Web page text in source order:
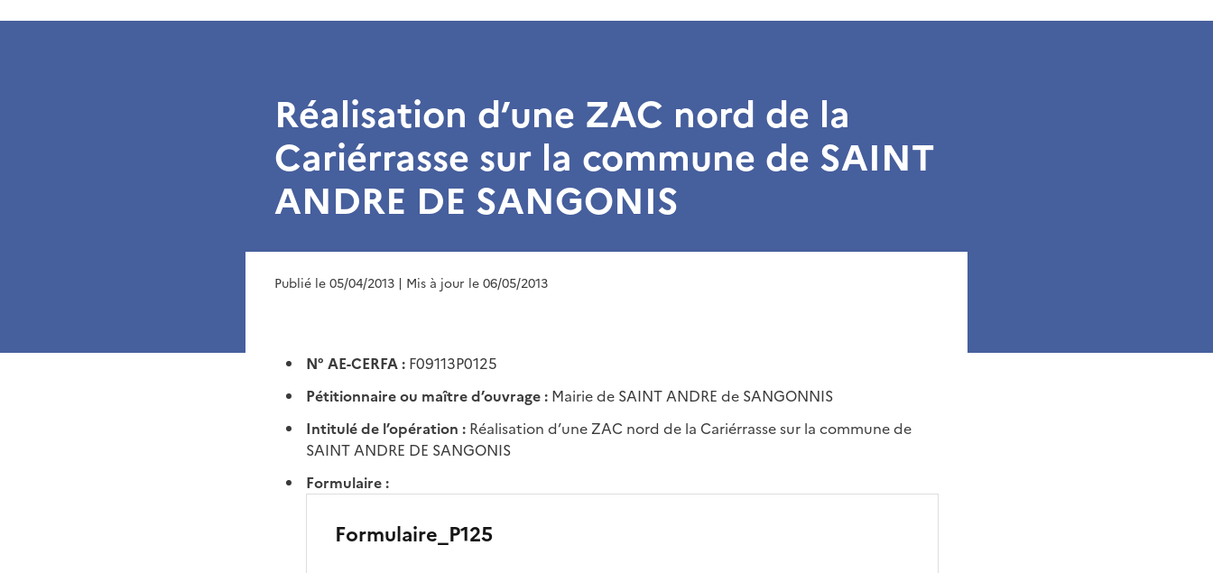
Réalisation d’une ZAC nord de la
Cariérrasse sur la commune de SAINT
ANDRE DE SANGONIS
Publié le 05/04/2013 | Mis à jour le 06/05/2013
N° AE-CERFA : F09113P0125
Pétitionnaire ou maître d’ouvrage : Mairie de SAINT ANDRE de SANGONNIS
Intitulé de l’opération : Réalisation d’une ZAC nord de la Cariérrasse sur la commune de
SAINT ANDRE DE SANGONIS
Formulaire :
Formulaire_P125